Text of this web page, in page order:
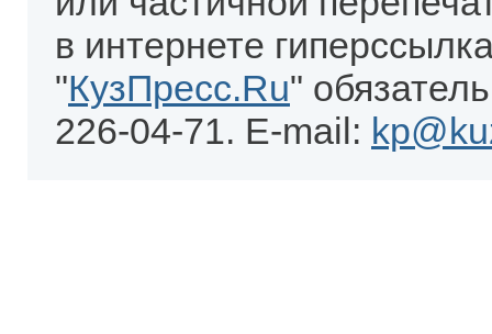
в интернете
"КузПресс.Ru"
226-04-71. E-mail: